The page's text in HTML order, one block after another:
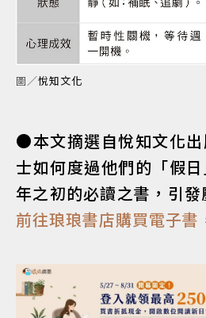
圖／悅知文化
●本文摘選自悅知文化出
士如何度過他們的「假
年之初的必讀之書，引發
前往琅琅書店購買電子書